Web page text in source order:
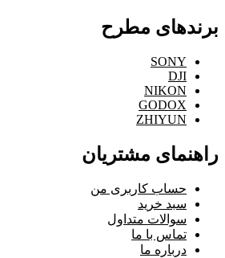
برندهای مطرح
SONY
DJI
NIKON
GODOX
ZHIYUN
راهنمای مشتریان
حساب کاربری من
سبد خرید
سوالات متداول
تماس با ما
درباره ما